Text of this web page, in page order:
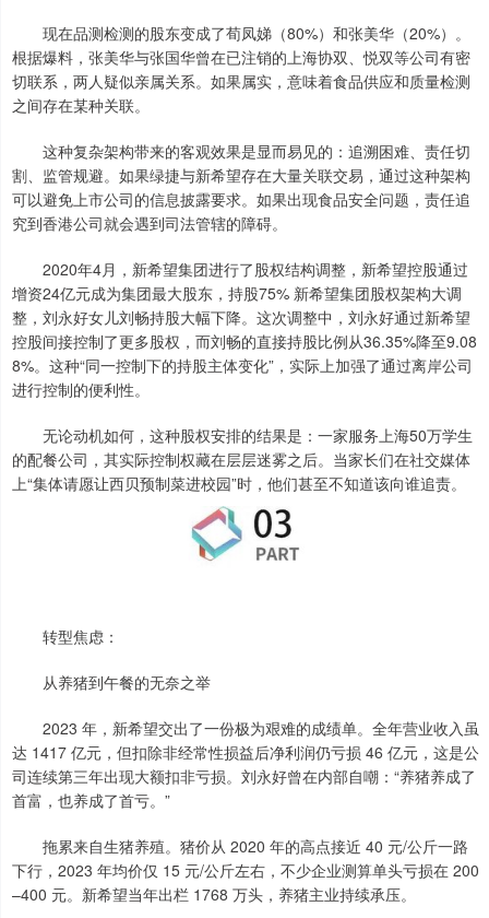
现在品测检测的股东变成了荀凤娣（80%）和张美华（20%）。
根据爆料，张美华与张国华曾在已注销的上海协双、悦双等公司有密
切联系，两人疑似亲属关系。如果属实，意味着食品供应和质量检测
之间存在某种关联。
这种复杂架构带来的客观效果是显而易见的：追溯困难、责任切
割、监管规避。如果绿捷与新希望存在大量关联交易，通过这种架构
可以避免上市公司的信息披露要求。如果出现食品安全问题，责任追
究到香港公司就会遇到司法管辖的障碍。
2020年4月，新希望集团进行了股权结构调整，新希望控股通过
增资24亿元成为集团最大股东，持股75% 新希望集团股权架构大调
整，刘永好女儿刘畅持股大幅下降。这次调整中，刘永好通过新希望
控股间接控制了更多股权，而刘畅的直接持股比例从36.35%降至9.08
8%。这种“同一控制下的持股主体变化”，实际上加强了通过离岸公司
进行控制的便利性。
无论动机如何，这种股权安排的结果是：一家服务上海50万学生
的配餐公司，其实际控制权藏在层层迷雾之后。当家长们在社交媒体
上“集体请愿让西贝预制菜进校园”时，他们甚至不知道该向谁追责。
转型焦虑：
从养猪到午餐的无奈之举
2023 年，新希望交出了一份极为艰难的成绩单。全年营业收入虽
达 1417 亿元，但扣除非经常性损益后净利润仍亏损 46 亿元，这是公
司连续第三年出现大额扣非亏损。刘永好曾在内部自嘲：“养猪养成了
首富，也养成了首亏。”
拖累来自生猪养殖。猪价从 2020 年的高点接近 40 元/公斤一路
下行，2023 年均价仅 15 元/公斤左右，不少企业测算单头亏损在 200
–400 元。新希望当年出栏 1768 万头，养猪主业持续承压。